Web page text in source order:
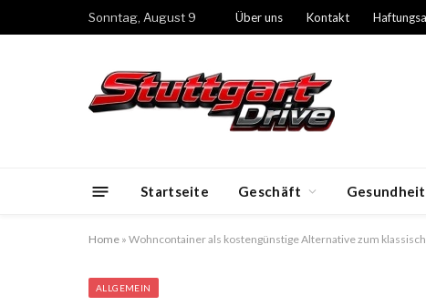
Sonntag, August 9 Über uns Kontakt
Startseite Geschäft Gesundheit
Home » Wohncontainer als kostengünstige Alternative zum
ALLGEMEIN